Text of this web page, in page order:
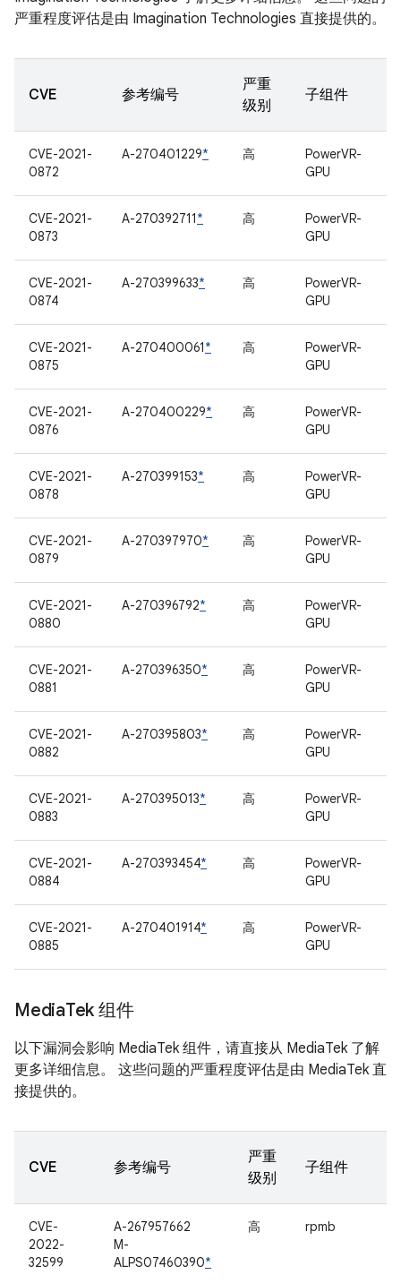
严重程度评估是由 Imagination Technologies 直接提供的。
CVE 参考编号
严重
级别
子组件
CVE-2021-
0872
A-270401229* 高
PowerVR-
GPU
CVE-2021-
0873
A-270392711* 高
PowerVR-
GPU
CVE-2021-
0874
A-270399633* 高
PowerVR-
GPU
CVE-2021-
0875
A-270400061* 高
PowerVR-
GPU
CVE-2021-
0876
A-270400229* 高
PowerVR-
GPU
CVE-2021-
0878
A-270399153* 高
PowerVR-
GPU
CVE-2021-
0879
A-270397970* 高
PowerVR-
GPU
CVE-2021-
0880
A-270396792* 高
PowerVR-
GPU
CVE-2021-
0881
A-270396350* 高
PowerVR-
GPU
CVE-2021-
0882
A-270395803* 高
PowerVR-
GPU
CVE-2021-
0883
A-270395013* 高
PowerVR-
GPU
CVE-2021-
0884
A-270393454* 高
PowerVR-
GPU
CVE-2021-
0885
A-270401914* 高
PowerVR-
GPU
MediaTek 组件
以下漏洞会影响 MediaTek 组件，请直接从 MediaTek 了解
更多详细信息。 这些问题的严重程度评估是由 MediaTek 直
接提供的。
CVE 参考编号
严重
级别
子组件
CVE-
2022-
32599
A-267957662
M-
ALPS07460390*
高 rpmb